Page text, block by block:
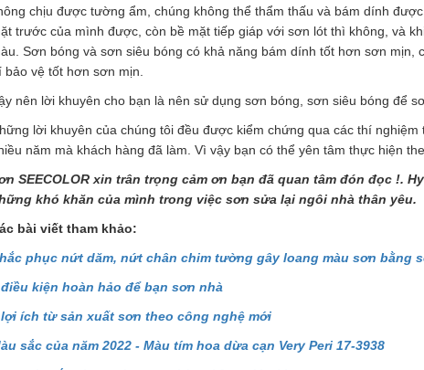
chịu được tường ẩm, chúng không thể thẩm thấu và bám dính
trước của mình được, còn bề mặt tiếp giáp với sơn lót thì không, và
Sơn bóng và sơn siêu bóng có khả năng bám dính tốt hơn sơn
bảo vệ tốt hơn sơn mịn.
nên lời khuyên cho bạn là nên sử dụng sơn bóng, sơn siêu bóng để
lời khuyên của chúng tôi đều được kiểm chứng qua các thí
năm mà khách hàng đã làm. Vì vậy bạn có thể yên tâm thực hiện
SEECOLOR xin trân trọng cảm ơn bạn đã quan tâm đón đọc !.
khó khăn của mình trong việc sơn sửa lại ngôi nhà thân yêu.
bài viết tham khảo:
phục nứt dăm, nứt chân chim tường gây loang màu sơn bằng
kiện hoàn hảo để bạn sơn nhà
ích từ sản xuất sơn theo công nghệ mới
sắc của năm 2022 - Màu tím hoa dừa cạn Very Peri 17-3938